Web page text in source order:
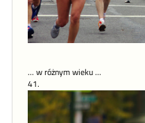
... w różnym wieku ...
41.